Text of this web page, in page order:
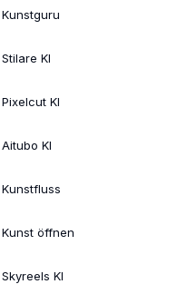
Kunstguru
Stilare KI
Pixelcut KI
Aitubo KI
Kunstfluss
Kunst öffnen
Skyreels KI